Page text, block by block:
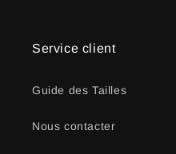
Service client
Guide des Tailles
Nous contacter